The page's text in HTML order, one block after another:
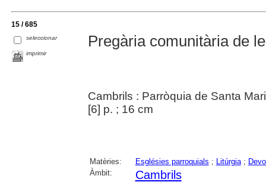
15 / 685
seleccionar
imprimir
Pregària comunitària de
Cambrils : Parròquia de Santa
[6] p. ; 16 cm
Matèries: Esglésies parroquials ; Litúrgia;
Àmbit:
Cambrils